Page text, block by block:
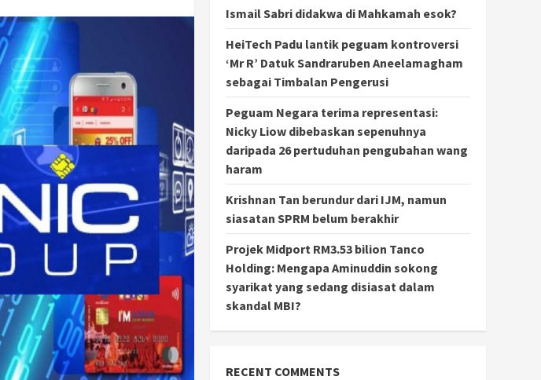
Ismail Sabri didakwa di Mahkamah esok?
HeiTech Padu lantik peguam kontroversi
‘Mr R’ Datuk Sandraruben Aneelamagham
sebagai Timbalan Pengerusi
Peguam Negara terima representasi:
Nicky Liow dibebaskan sepenuhnya
daripada 26 pertuduhan pengubahan wang
haram
Krishnan Tan berundur dari IJM, namun
siasatan SPRM belum berakhir
Projek Midport RM3.53 bilion Tanco
Holding: Mengapa Aminuddin sokong
syarikat yang sedang disiasat dalam
skandal MBI?
RECENT COMMENTS